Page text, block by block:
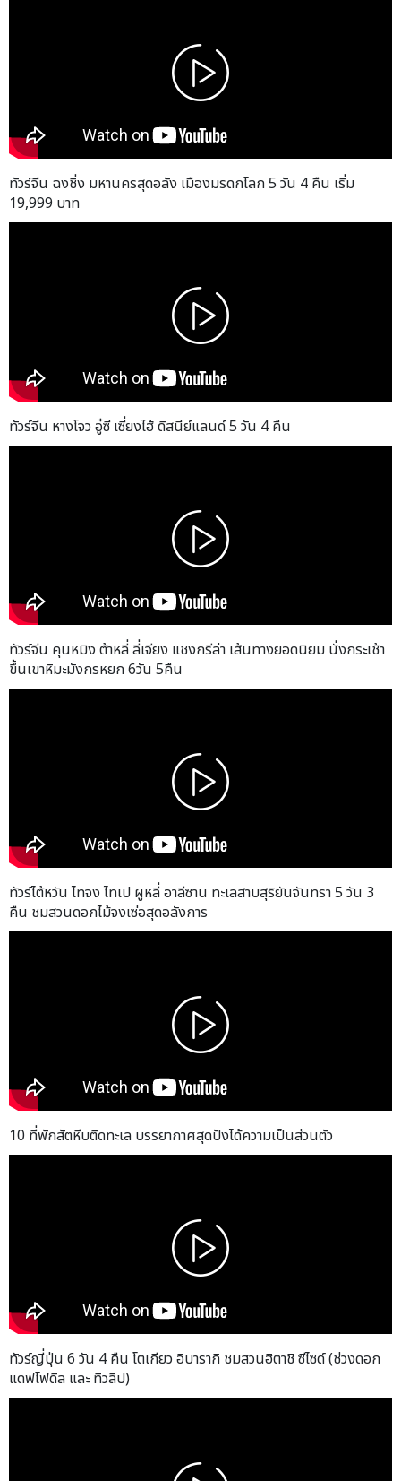
ทัวร์จีน ฉงชิ่ง มหานครสุดอลัง เมืองมรดกโลก 5 วัน 4 คืน เริ่ม
19,999 บาท
ทัวร์จีน หางโจว อู๋ซี เซี่ยงไฮ้ ดิสนีย์แลนด์ 5 วัน 4 คืน
ทัวร์จีน คุนหมิง ต้าหลี่ ลี่เจียง แชงกรีล่า เส้นทางยอดนิยม นั่งกระเช้า
ขึ้นเขาหิมะมังกรหยก 6วัน 5คืน
ทัวร์ไต้หวัน ไทจง ไทเป ผูหลี่ อาลีซาน ทะเลสาบสุริยันจันทรา 5 วัน 3
คืน ชมสวนดอกไม้จงเซ่อสุดอลังการ
10 ที่พักสัตหีบติดทะเล บรรยากาศสุดปังได้ความเป็นส่วนตัว
ทัวร์ญี่ปุ่น 6 วัน 4 คืน โตเกียว อิบารากิ ชมสวนฮิตาชิ ซีไซด์ (ช่วงดอก
แดฟโฟดิล และ ทิวลิป)